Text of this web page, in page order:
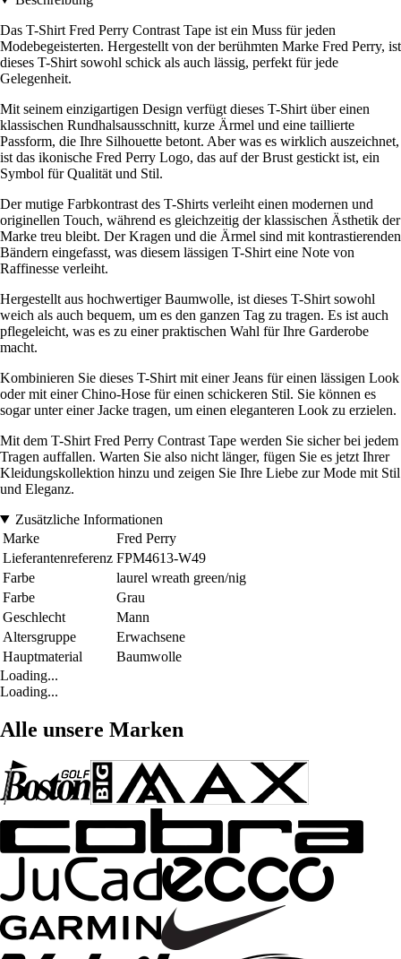
Das T-Shirt Fred Perry Contrast Tape ist ein Muss für jeden
Modebegeisterten. Hergestellt von der berühmten Marke Fred Perry, ist
dieses T-Shirt sowohl schick als auch lässig, perfekt für jede
Gelegenheit.
Mit seinem einzigartigen Design verfügt dieses T-Shirt über einen
klassischen Rundhalsausschnitt, kurze Ärmel und eine taillierte
Passform, die Ihre Silhouette betont. Aber was es wirklich auszeichnet,
ist das ikonische Fred Perry Logo, das auf der Brust gestickt ist, ein
Symbol für Qualität und Stil.
Der mutige Farbkontrast des T-Shirts verleiht einen modernen und
originellen Touch, während es gleichzeitig der klassischen Ästhetik der
Marke treu bleibt. Der Kragen und die Ärmel sind mit kontrastierenden
Bändern eingefasst, was diesem lässigen T-Shirt eine Note von
Raffinesse verleiht.
Hergestellt aus hochwertiger Baumwolle, ist dieses T-Shirt sowohl
weich als auch bequem, um es den ganzen Tag zu tragen. Es ist auch
pflegeleicht, was es zu einer praktischen Wahl für Ihre Garderobe
macht.
Kombinieren Sie dieses T-Shirt mit einer Jeans für einen lässigen Look
oder mit einer Chino-Hose für einen schickeren Stil. Sie können es
sogar unter einer Jacke tragen, um einen eleganteren Look zu erzielen.
Mit dem T-Shirt Fred Perry Contrast Tape werden Sie sicher bei jedem
Tragen auffallen. Warten Sie also nicht länger, fügen Sie es jetzt Ihrer
Kleidungskollektion hinzu und zeigen Sie Ihre Liebe zur Mode mit Stil
und Eleganz.
Zusätzliche Informationen
Marke
Fred Perry
Lieferantenreferenz FPM4613-W49
Farbe
laurel wreath green/nig
Farbe
Grau
Geschlecht
Mann
Altersgruppe
Erwachsene
Hauptmaterial
Baumwolle
Loading...
Loading...
Alle unsere Marken